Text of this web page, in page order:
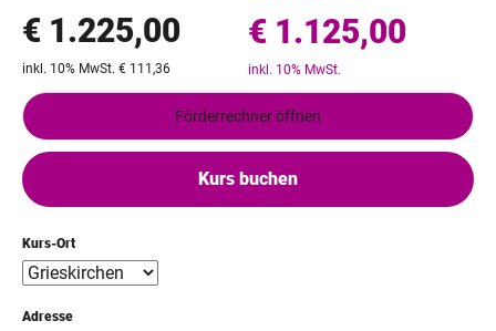
Kurs-Ort
Adresse
€ 1.225,00
inkl. 10% MwSt. € 111,36
€ 1.125,00
inkl. 10% MwSt.
Förderrechner öffnen
Kurs buchen